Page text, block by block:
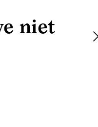
niet